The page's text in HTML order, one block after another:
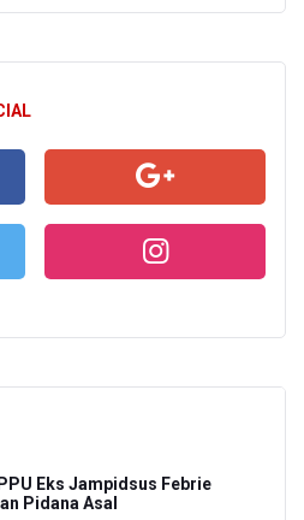
Eks Jampidsus Febrie
Pidana Asal